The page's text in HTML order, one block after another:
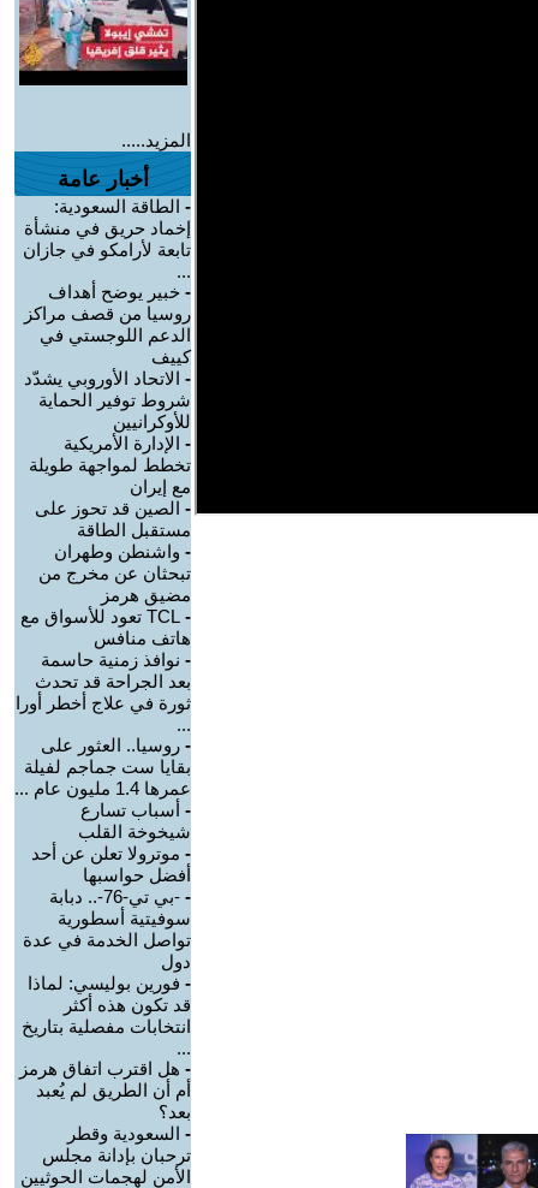
المزيد.....
أخبار عامة
- الطاقة السعودية:
إخماد حريق في منشأة
تابعة لأرامكو في جازان
...
- خبير يوضح أهداف
روسيا من قصف مراكز
الدعم اللوجستي في
كييف
- الاتحاد الأوروبي يشدّد
شروط توفير الحماية
للأوكرانيين
- الإدارة الأمريكية
تخطط لمواجهة طويلة
مع إيران
- الصين قد تحوز على
مستقبل الطاقة
- واشنطن وطهران
تبحثان عن مخرج من
مضيق هرمز
-
TCL تعود للأسواق مع
هاتف منافس
- نوافذ زمنية حاسمة
بعد الجراحة قد تحدث
ثورة في علاج أخطر أورا
...
- روسيا.. العثور على
بقايا ست جماجم لفيلة
عمرها 1.4 مليون عام ...
- أسباب تسارع
شيخوخة القلب
- موترولا تعلن عن أحد
أفضل حواسبها
-
-بي تي-76-.. دبابة
سوفيتية أسطورية
تواصل الخدمة في عدة
دول
- فورين بوليسي: لماذا
قد تكون هذه أكثر
انتخابات مفصلية بتاريخ
...
- هل اقترب اتفاق هرمز
أم أن الطريق لم يُعبد
بعد؟
- السعودية وقطر
ترحبان بإدانة مجلس
الأمن لهجمات الحوثيين